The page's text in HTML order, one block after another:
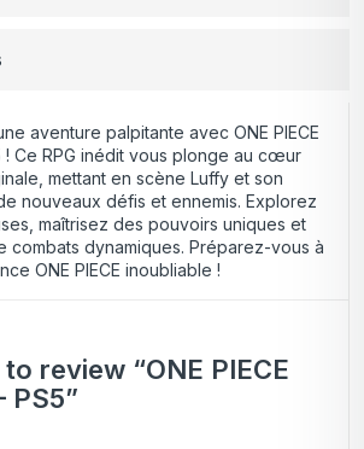
aventure palpitante avec ONE PIECE
! Ce RPG inédit vous plonge au cœur
mettant en scène Luffy et son
nouveaux défis et ennemis. Explorez
maîtrisez des pouvoirs uniques et
combats dynamiques. Préparez-vous à
ONE PIECE inoubliable !
review “ONE PIECE
PS5”